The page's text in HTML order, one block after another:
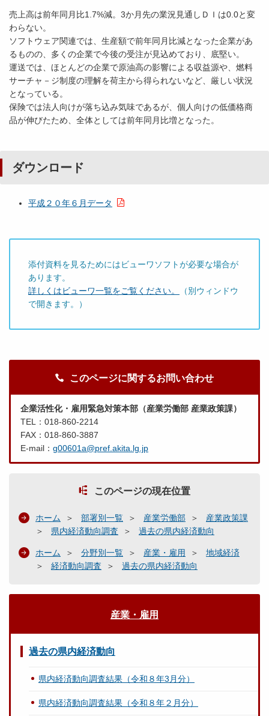
売上高は前年同月比1.7%減。3か月先の業況見通しＤＩは0.0と変
わらない。
ソフトウェア関連では、生産額で前年同月比減となった企業があ
るものの、多くの企業で今後の受注が見込めており、底堅い。
運送では、ほとんどの企業で原油高の影響による収益源や、燃料
サーチャ－ジ制度の理解を荷主から得られないなど、厳しい状況
となっている。
保険では法人向けが落ち込み気味であるが、個人向けの低価格商
品が伸びたため、全体としては前年同月比増となった。
ダウンロード
平成２０年６月データ
添付資料を見るためにはビューワソフトが必要な場合が
あります。
詳しくはビューワ一覧をご覧ください。
（別ウィンドウ
で開きます。）
このページに関するお問い合わせ
企業活性化・雇用緊急対策本部（産業労働部 産業政策課）
TEL：018-860-2214
FAX：018-860-3887
E-mail： g00601a@pref.akita.lg.jp
このページの現在位置
ホーム 部署別一覧 産業労働部
産業政策課
県内経済動向調査
過去の県内経済動向
ホーム 分野別一覧 産業・雇用
地域経済
経済動向調査
過去の県内経済動向
産業・雇用
過去の県内経済動向
県内経済動向調査結果（令和８年3月分）
県内経済動向調査結果（令和８年２月分）